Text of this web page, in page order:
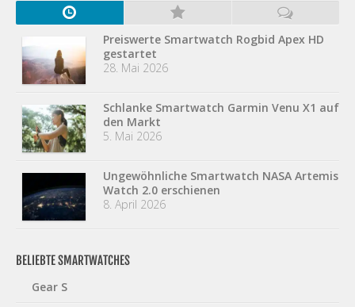
Preiswerte Smartwatch Rogbid Apex HD
gestartet
28. Mai 2026
Schlanke Smartwatch Garmin Venu X1 auf
den Markt
5. Mai 2026
Ungewöhnliche Smartwatch NASA Artemis
Watch 2.0 erschienen
8. April 2026
BELIEBTE SMARTWATCHES
Gear S